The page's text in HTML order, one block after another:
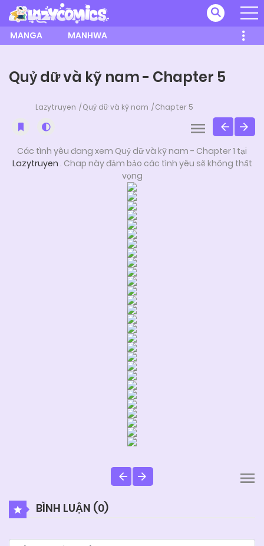
MANGA MANHWA
Quỷ dữ và kỹ nam - Chapter 5
Lazytruyen Quỷ dữ và kỹ nam Chapter 5
Các tình yêu đang xem Quỷ dữ và kỹ nam - Chapter 1 tại
Lazytruyen . Chap này đảm bảo các tình yêu sẽ không thất
vọng
BÌNH LUẬN (0)